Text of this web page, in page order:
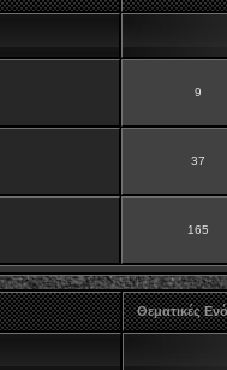
9
37
165
Θεματικές